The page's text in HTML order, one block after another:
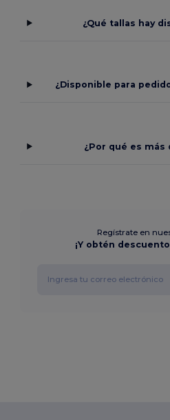
¿Qué tallas hay
¿Disponible para
¿Por qué es más
Regístrate en
¡Y obtén